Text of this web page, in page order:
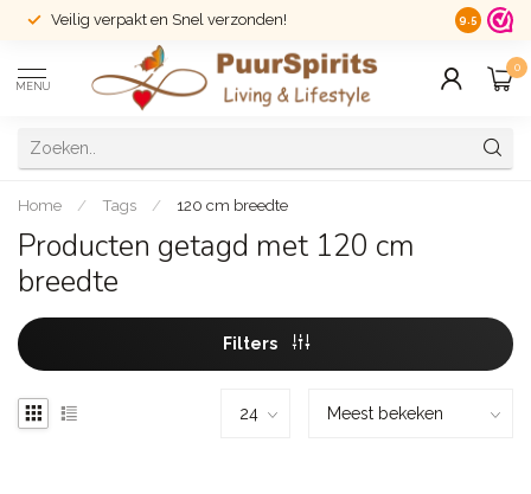
Veilig verpakt en Snel verzonden! 14 dagen
9.5
MENU
0
Home / Tags / 120 cm breedte
Producten getagd met 120 cm
breedte
Filters